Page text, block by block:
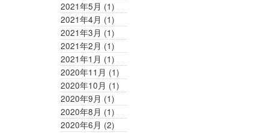
2021年5月 (1)
2021年4月 (1)
2021年3月 (1)
2021年2月 (1)
2021年1月 (1)
2020年11月 (1)
2020年10月 (1)
2020年9月 (1)
2020年8月 (1)
2020年6月 (2)